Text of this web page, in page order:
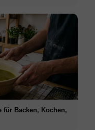
für Backen, Kochen,